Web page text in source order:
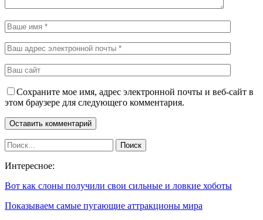
Сохраните мое имя, адрес электронной почты и веб-сайт в
этом браузере для следующего комментария.
Интересное:
Вот как слоны получили свои сильные и ловкие хоботы
Показываем самые пугающие аттракционы мира